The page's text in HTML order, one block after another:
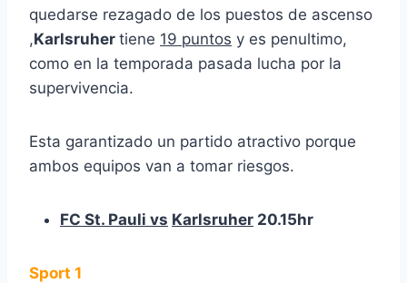
quedarse rezagado de los puestos de ascenso
,Karlsruher tiene 19 puntos y es penultimo,
como en la temporada pasada lucha por la
supervivencia.
Esta garantizado un partido atractivo porque
ambos equipos van a tomar riesgos.
FC St. Pauli vs Karlsruher 20.15hr
Sport 1